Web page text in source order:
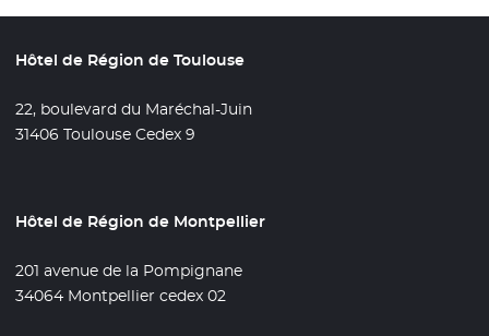
Hôtel de Région de Toulouse
22, boulevard du Maréchal-Juin
31406 Toulouse Cedex 9
Hôtel de Région de Montpellier
201 avenue de la Pompignane
34064 Montpellier cedex 02